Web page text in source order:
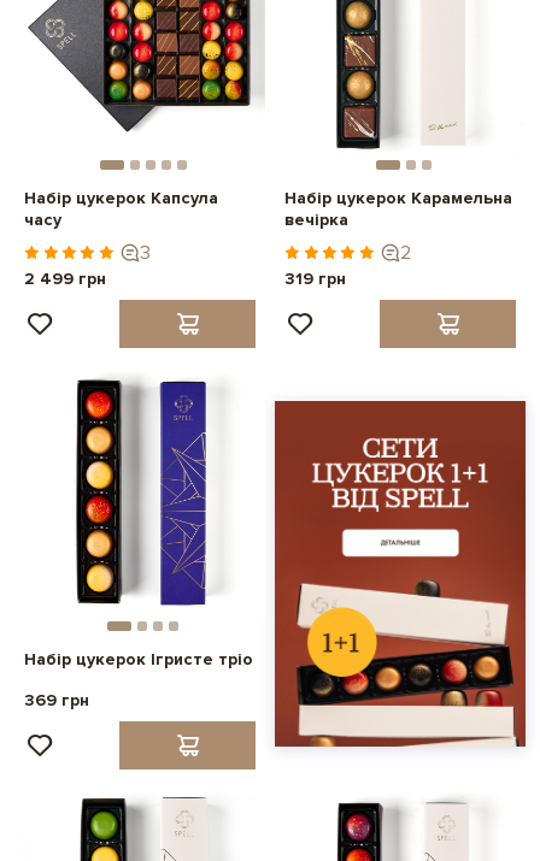
Набір цукерок Капсула
часу
3
2 499 грн
Набір цукерок Карамельна
вечірка
2
319 грн
Набір цукерок Ігристе тріо
369 грн